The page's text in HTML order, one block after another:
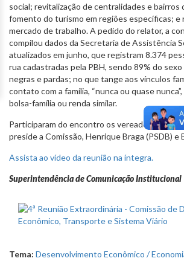
social; revitalização de centralidades e bairros
fomento do turismo em regiões específicas; e
mercado de trabalho. A pedido do relator, a
compilou dados da Secretaria de Assistência
atualizados em junho, que registram 8.374
rua cadastradas pela PBH, sendo 89% do
negras e pardas; no que tange aos vínculos
contato com a família, “nunca ou quase
bolsa-família ou renda similar.
Participaram do encontro os vereadores
preside a Comissão, Henrique Braga (PSDB) e
Assista ao vídeo da reunião na íntegra.
Superintendência de Comunicação Institucional
Tema: Desenvolvimento Econômico /